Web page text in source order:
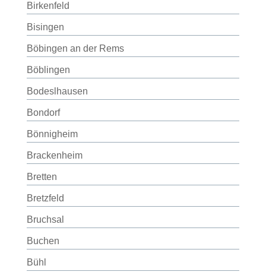
Birkenfeld
Bisingen
Böbingen an der Rems
Böblingen
Bodeslhausen
Bondorf
Bönnigheim
Brackenheim
Bretten
Bretzfeld
Bruchsal
Buchen
Bühl